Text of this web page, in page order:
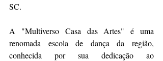
SC.
A "Multiverso Casa das Artes" é uma
renomada escola de dança da região,
conhecida por sua dedicação ao